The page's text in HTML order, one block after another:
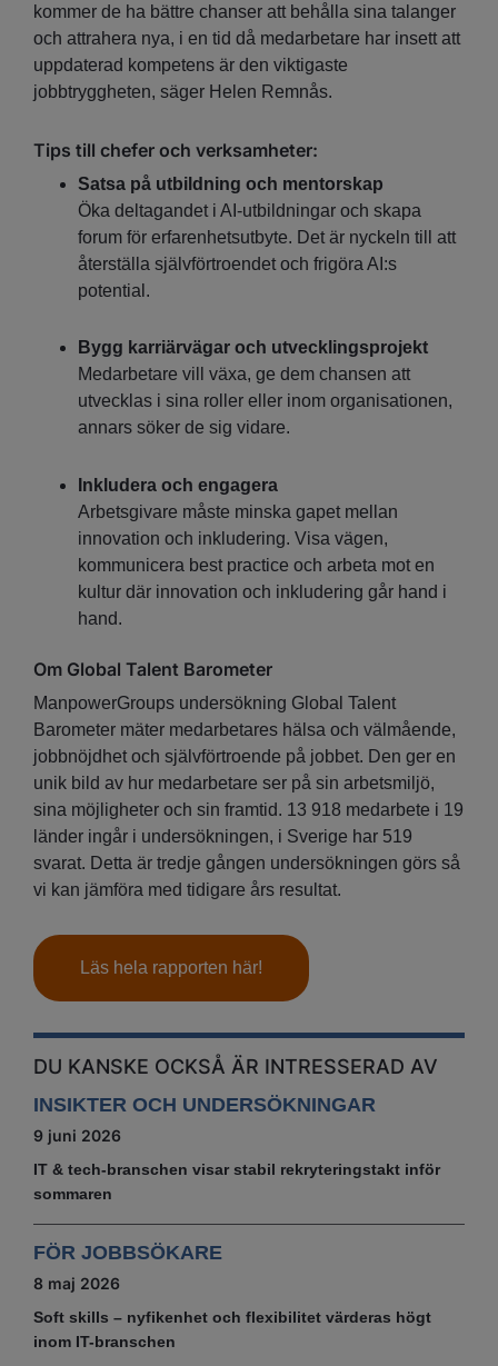
kommer de ha bättre chanser att behålla sina talanger
och attrahera nya, i en tid då medarbetare har insett att
uppdaterad kompetens är den viktigaste
jobbtryggheten, säger Helen Remnås.
Tips till chefer och verksamheter:
Satsa på utbildning och mentorskap
Öka deltagandet i AI-utbildningar och skapa
forum för erfarenhetsutbyte. Det är nyckeln till att
återställa självförtroendet och frigöra AI:s
potential.
Bygg karriärvägar och utvecklingsprojekt
Medarbetare vill växa, ge dem chansen att
utvecklas i sina roller eller inom organisationen,
annars söker de sig vidare.
Inkludera och engagera
Arbetsgivare måste minska gapet mellan
innovation och inkludering. Visa vägen,
kommunicera best practice och arbeta mot en
kultur där innovation och inkludering går hand i
hand.
Om Global Talent Barometer
ManpowerGroups undersökning Global Talent
Barometer mäter medarbetares hälsa och välmående,
jobbnöjdhet och självförtroende på jobbet. Den ger en
unik bild av hur medarbetare ser på sin arbetsmiljö,
sina möjligheter och sin framtid. 13 918 medarbete i 19
länder ingår i undersökningen, i Sverige har 519
svarat. Detta är tredje gången undersökningen görs så
vi kan jämföra med tidigare års resultat.
Läs hela rapporten här!
DU KANSKE OCKSÅ ÄR INTRESSERAD AV
INSIKTER OCH UNDERSÖKNINGAR
9 juni 2026
IT & tech‑branschen visar stabil rekryteringstakt inför
sommaren
FÖR JOBBSÖKARE
8 maj 2026
Soft skills – nyfikenhet och flexibilitet värderas högt
inom IT-branschen